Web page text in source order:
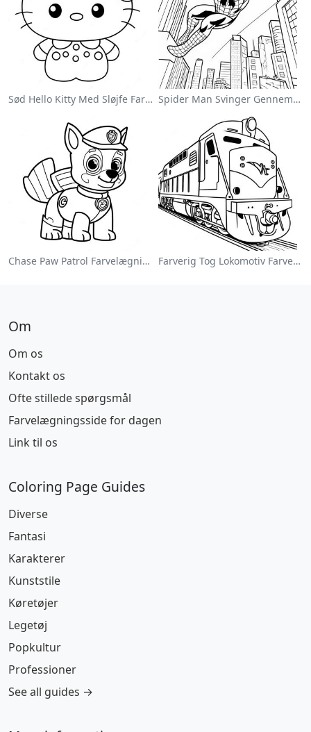
Sød Hello Kitty Med Sløjfe Farvelægningsside Spider Man Svinger Gennem Byen Farvelægningsside
Chase Paw Patrol Farvelægningsside Farverig Tog Lokomotiv Farvelægningsside
Om
Om os
Kontakt os
Ofte stillede spørgsmål
Farvelægningsside for dagen
Link til os
Coloring Page Guides
Diverse
Fantasi
Karakterer
Kunststile
Køretøjer
Legetøj
Popkultur
Professioner
See all guides →